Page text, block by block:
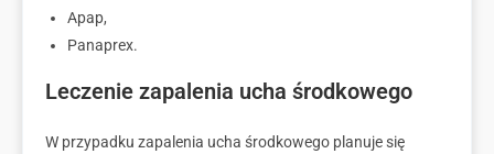
Apap,
Panaprex.
Leczenie zapalenia ucha środkowego
W przypadku zapalenia ucha środkowego planuje się